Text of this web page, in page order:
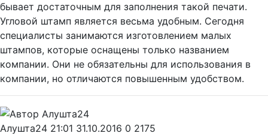
бывает достаточным для заполнения такой печати.
Угловой штамп является весьма удобным. Сегодня
специалисты занимаются изготовлением малых
штампов, которые оснащены только названием
компании. Они не обязательны для использования в
компании, но отличаются повышенным удобством.
Алушта24 21:01 31.10.2016 0 2175